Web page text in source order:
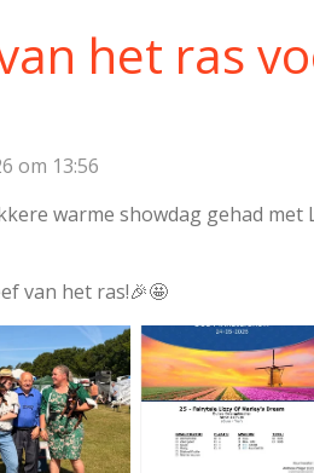
het ras
om 13:56
warme showdag gehad met
van het ras!🎉🤩